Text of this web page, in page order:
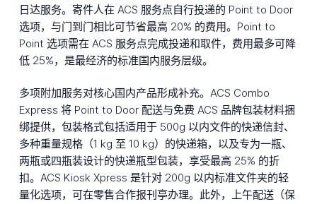
日达服务。寄件人在 ACS 服务点自行投递的 Point to Door
选项，与门到门相比可节省最高 20% 的费用。Point to
Point 选项需在 ACS 服务点完成投递和取件，费用最多可降
低 25%，是最经济的标准国内服务层级。
多项附加服务对核心国内产品形成补充。ACS Combo
Express 将 Point to Door 配送与免费 ACS 品牌包装材料捆
绑提供，包装格式包括适用于 500g 以内文件的快递信封、
多种重量规格（1 kg 至 10 kg）的快递箱，以及专为一瓶、
两瓶或四瓶装设计的快递瓶型包装，享受最高 25% 的折
扣。ACS Kiosk Xpress 是针对 200g 以内标准文件夹的轻
量化选项，可在零售合作报刊亭办理。此外，上午配送（保